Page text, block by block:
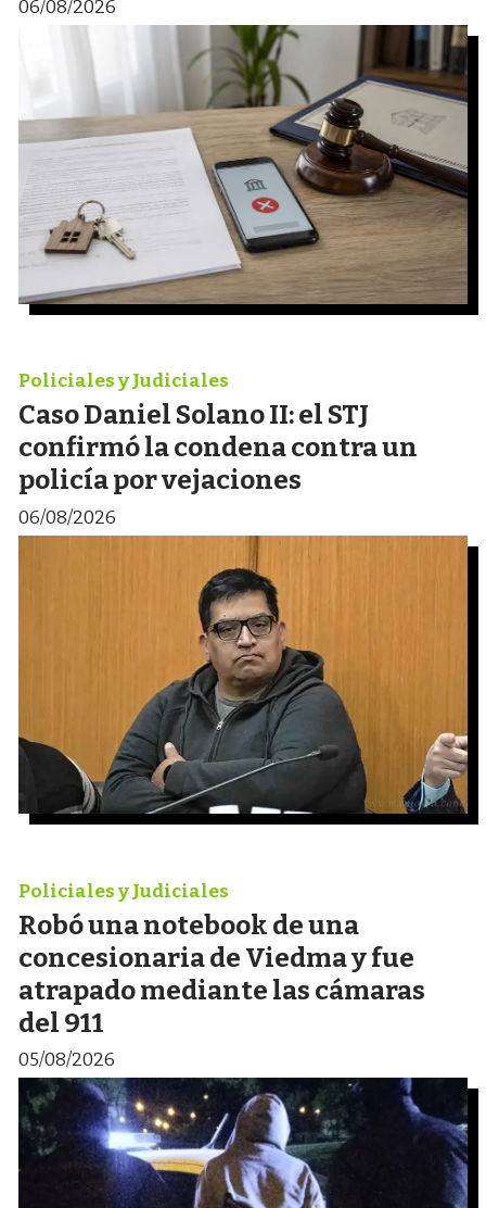
06/08/2026
Caso Daniel Solano II: el STJ
confirmó la condena contra un
policía por vejaciones
Policiales y Judiciales
06/08/2026
Robó una notebook de una
concesionaria de Viedma y fue
atrapado mediante las cámaras
del 911
Policiales y Judiciales
05/08/2026